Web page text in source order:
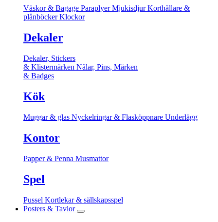
Väskor & Bagage ParaplyerMjukisdjurKorthållare &
plånböckerKlockor
Dekaler
Dekaler, Stickers
& Klistermärken Nålar, Pins, Märken
& Badges
Kök
Muggar & glas Nyckelringar & Flasköppnare Underlägg
Kontor
Papper & Penna Musmattor
Spel
Pussel Kortlekar & sällskapsspel
Posters & Tavlor